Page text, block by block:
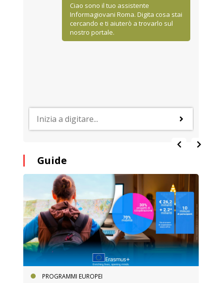
Ciao sono il tuo assistente
Informagiovani Roma. Digita cosa stai
cercando e ti aiuterò a trovarlo sul
nostro portale.
Guide
PROGRAMMI EUROPEI